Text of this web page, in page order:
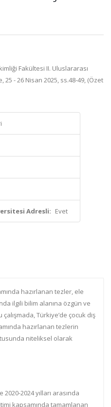
Fakültesi II. Uluslararası
- 26 Nisan 2025, ss.48-49, (Özet
Adresli: Evet
hazırlanan tezler, ele
ilgili bilim alanına özgün ve
çalışmada, Türkiye’de çocuk diş
hazırlanan tezlerin
niteliksel olarak
2020-2024 yılları arasında
kapsamında tamamlanan